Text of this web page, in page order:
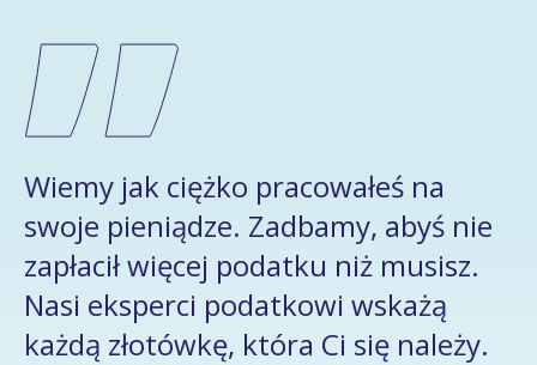
Wiemy jak ciężko pracowałeś na
swoje pieniądze. Zadbamy, abyś nie
zapłacił więcej podatku niż musisz.
Nasi eksperci podatkowi wskażą
każdą złotówkę, która Ci się należy.